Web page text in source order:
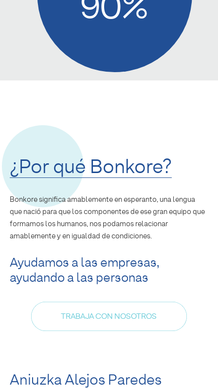
¿Por qué Bonkore?
Bonkore significa amablemente en esperanto, una lengua
que nació para que los componentes de ese gran equipo que
formamos los humanos, nos podamos relacionar
amablemente y en igualdad de condiciones.
Ayudamos a las empresas,
ayudando a las personas
TRABAJA CON NOSOTROS
Aniuzka Alejos Paredes